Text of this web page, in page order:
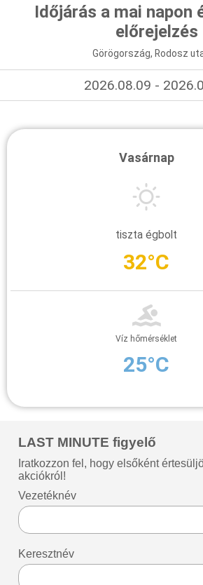
Időjárás a mai napon
előrejelzés
Görögország, Rodosz
2026.08.09 -
Vasárnap
tiszta égbolt
32°C
Víz hőmérséklet
25°C
LAST MINUTE figyelő
Iratkozzon fel, hogy elsőként
akciókról!
Vezetéknév
Keresztnév